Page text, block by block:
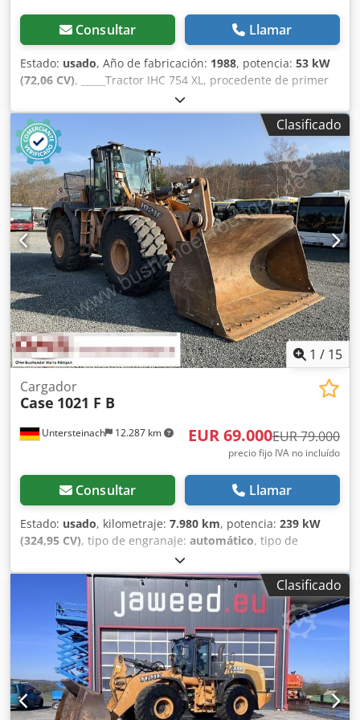
Consultar Llamar
Estado: usado, Año de fabricación: 1988, potencia: 53 kW
(72,06 CV), _____Tractor IHC 754 XL, procedente de primer
propietario, en óptimas condiciones. Horas de
funcionamiento: aproximadamente 8600. Año de
fabricación: 1988. Elevador delantero. Toma de fuerza
delantera. Transmisión de 30 km/h. Precio: 24.500,00
euros, sin IVA. Ubicación: null. Dwjdszdmutepfx Ahvja
Clasificado
1 / 15
Untersteinach 12.287 km
Cargador
Case 1021 F B
EUR 69.000EUR 79.000
precio fijo IVA no incluído
Consultar Llamar
Estado: usado, kilometraje: 7.980 km, potencia: 239 kW
(324,95 CV), tipo de engranaje: automático, tipo de
amarillo
01/2013, Año de fabricación:2013, Equipamiento:aire
acondicionado
, = Otras opciones y equipamiento = - Aire
acondicionado - Radio - Dirección asistida - Visera parasol
= Observaciones = +++Peso: 24.000 kg Km/h+++ +++4x4+++
+++Neumáticos 26,5xR25 90%+++ +++Focos de trabajo+++
+++Amortiguadores de vibración+++ +++Bloqueo de
diferencial eje delantero+++ +++Cuchara 3,6 m³+++
+++Báscula+++ - General: - - Motor: Case - Transmisión:
Automática Dwedpfxjy Hu U Aj Ahvea - Plazas totales: 1 - -
Clasificado